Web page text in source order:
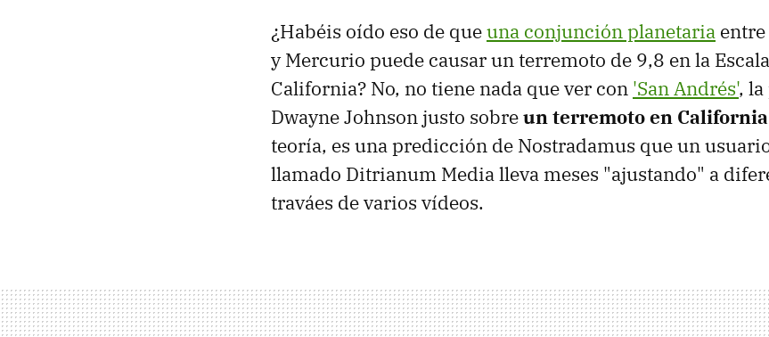
¿Habéis oído eso de queuna conjunción planetaria
y Mercurio puede causar un terremoto de 9,8 en la
California? No, no tiene nada que ver con 'San Andrés',
Dwayne Johnson justo sobreun terremoto en California
teoría, es una predicción de Nostradamus que un
llamado Ditrianum Media lleva meses "ajustando" a
traváes de varios vídeos.